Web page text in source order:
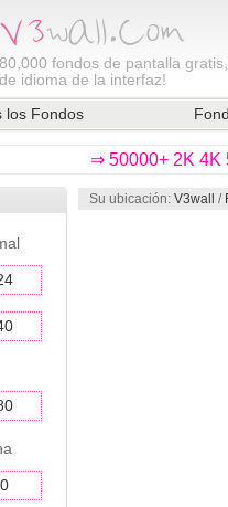
80,000 fondos de pantalla
de idioma de la interfaz!
los Fondos
⇒ 50000+ 2K 4K
Su ubicación: V3wall /